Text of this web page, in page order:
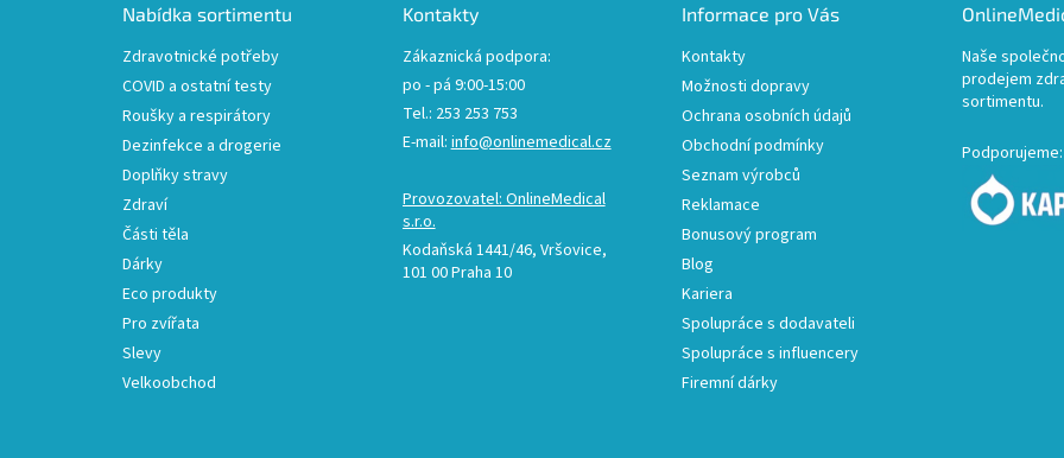
Nabídka sortimentu
Zdravotnické potřeby
COVID a ostatní testy
Roušky a respirátory
Dezinfekce a drogerie
Doplňky stravy
Zdraví
Části těla
Dárky
Eco produkty
Pro zvířata
Slevy
Velkoobchod
Kontakty
Zákaznická podpora:
po - pá 9:00-15:00
Tel.: 253 253 753
E-mail: info@onlinemedical.cz
Provozovatel: OnlineMedical
s.r.o.
Kodaňská 1441/46, Vršovice,
101 00 Praha 10
Informace pro Vás
Kontakty
Možnosti dopravy
Ochrana osobních údajů
Obchodní podmínky
Seznam výrobců
Reklamace
Bonusový program
Blog
Kariera
Spolupráce s dodavateli
Spolupráce s influencery
Firemní dárky
Naše
prodejem
sortimentu.
Podporujeme: